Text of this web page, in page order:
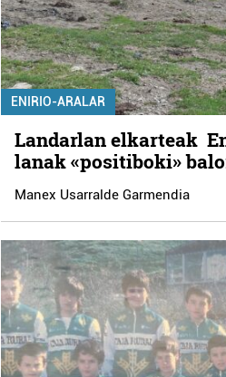
ENIRIO-ARALAR
Landarlan elkarteak
lanak «positiboki»
Manex Usarralde Garmendia